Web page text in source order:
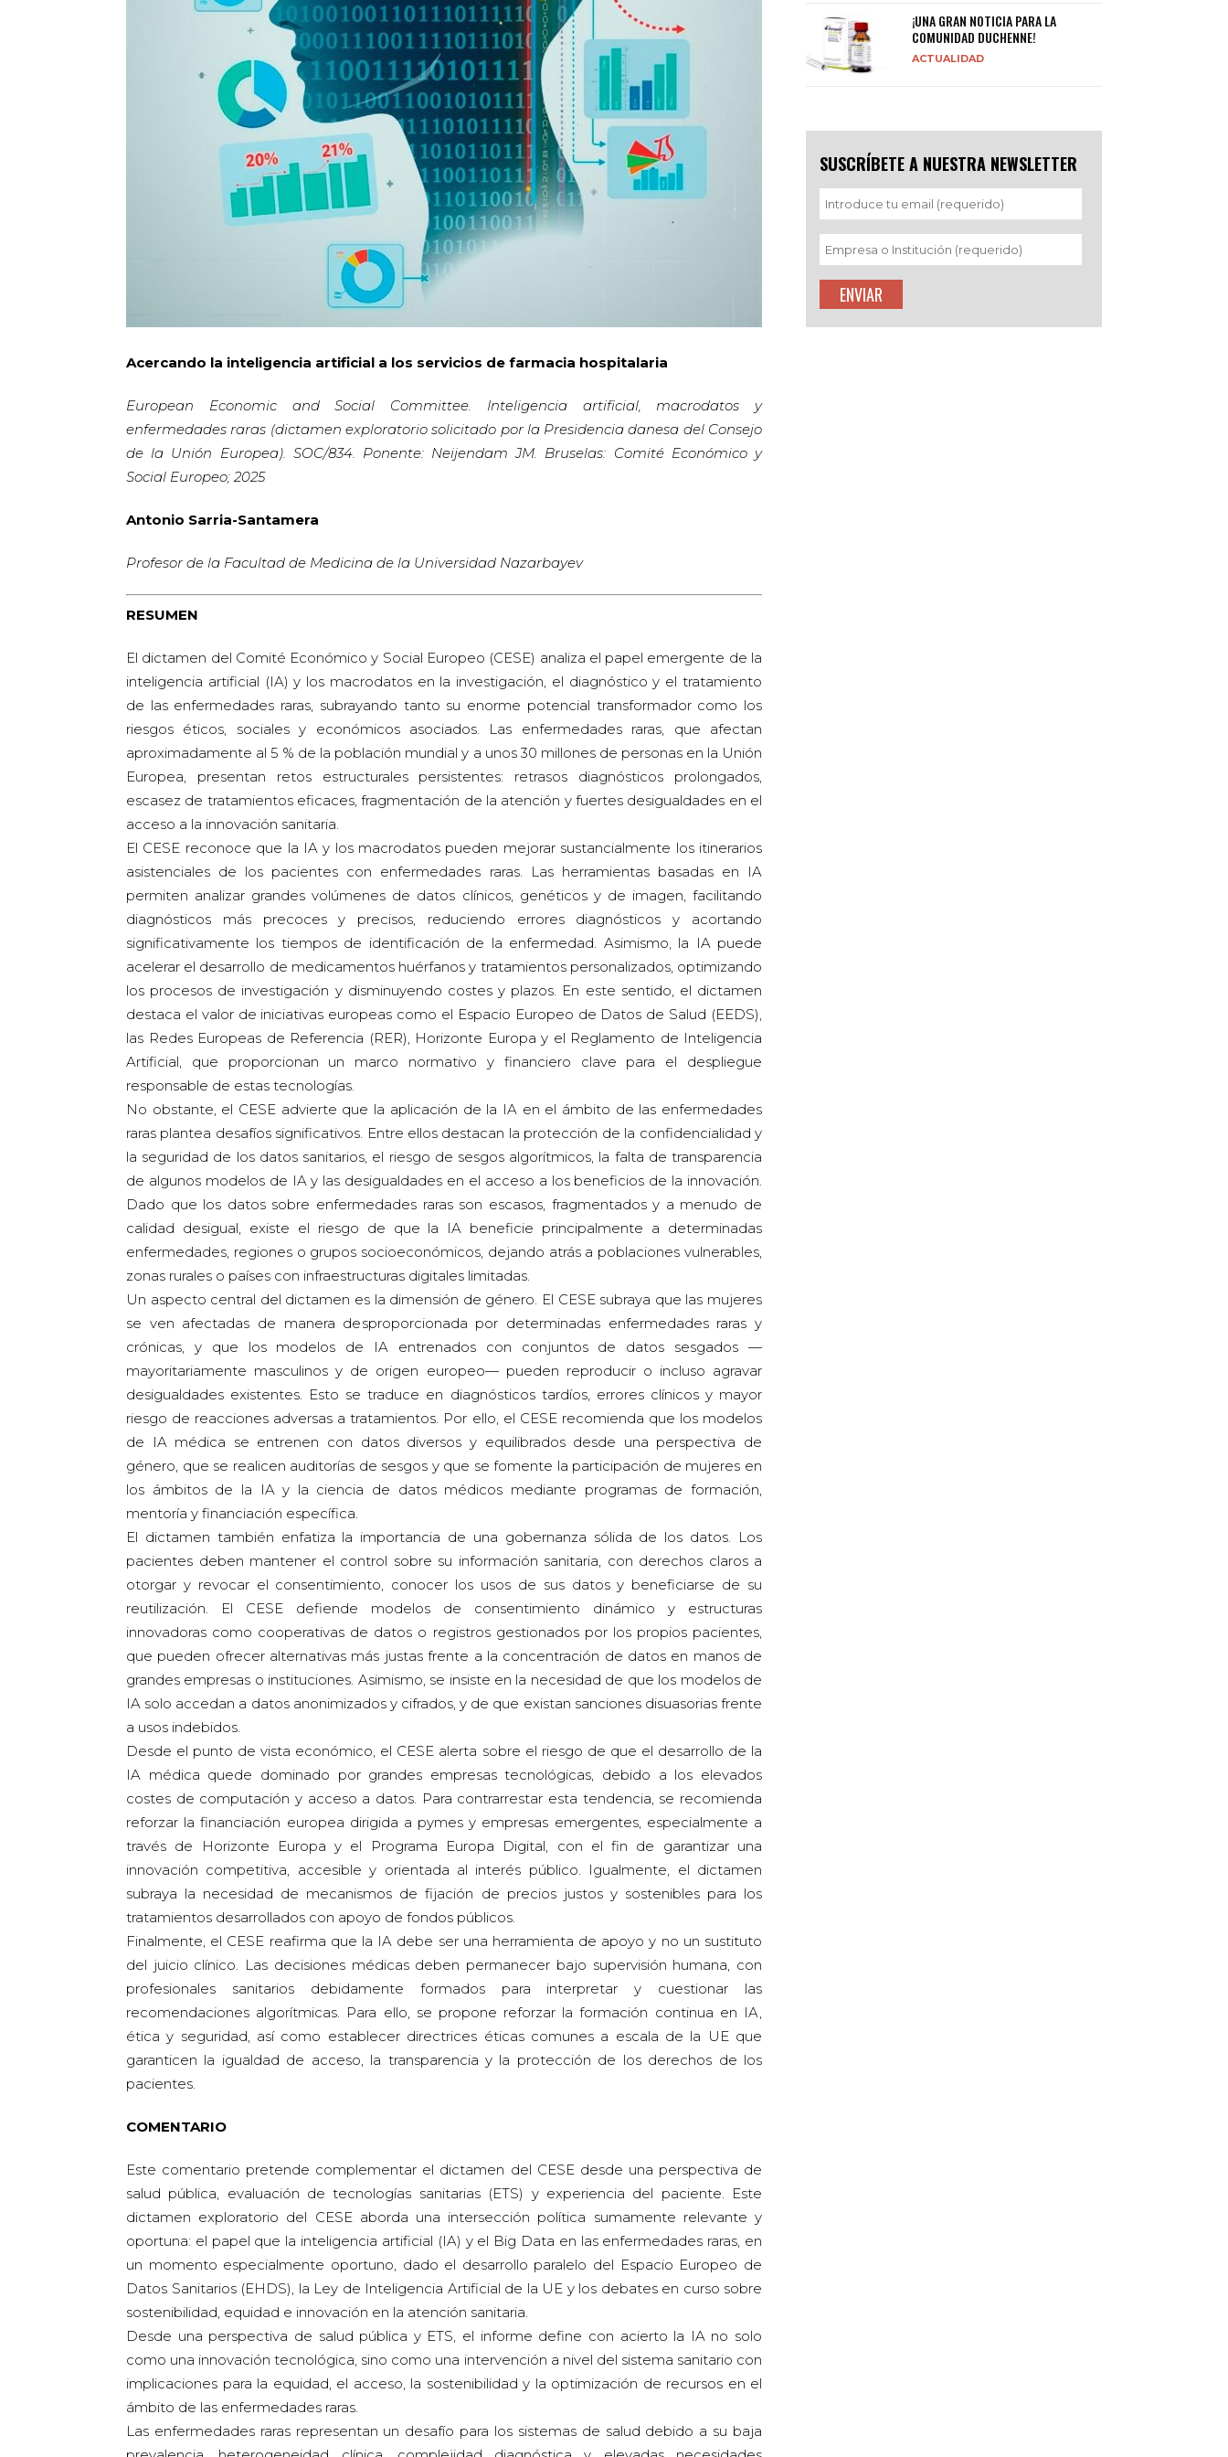
Acercando la inteligencia artificial a los servicios de farmacia hospitalaria
European Economic and Social Committee. Inteligencia artificial, macrodatos y
enfermedades raras (dictamen exploratorio solicitado por la Presidencia danesa del Consejo
de la Unión Europea). SOC/834. Ponente: Neijendam JM. Bruselas: Comité Económico y
Social Europeo; 2025
Antonio Sarria-Santamera
Profesor de la Facultad de Medicina de la Universidad Nazarbayev
RESUMEN
El dictamen del Comité Económico y Social Europeo (CESE) analiza el papel emergente de la
inteligencia artificial (IA) y los macrodatos en la investigación, el diagnóstico y el tratamiento
de las enfermedades raras, subrayando tanto su enorme potencial transformador como los
riesgos éticos, sociales y económicos asociados. Las enfermedades raras, que afectan
aproximadamente al 5 % de la población mundial y a unos 30 millones de personas en la Unión
Europea, presentan retos estructurales persistentes: retrasos diagnósticos prolongados,
escasez de tratamientos eficaces, fragmentación de la atención y fuertes desigualdades en el
acceso a la innovación sanitaria.
El CESE reconoce que la IA y los macrodatos pueden mejorar sustancialmente los itinerarios
asistenciales de los pacientes con enfermedades raras. Las herramientas basadas en IA
permiten analizar grandes volúmenes de datos clínicos, genéticos y de imagen, facilitando
diagnósticos más precoces y precisos, reduciendo errores diagnósticos y acortando
significativamente los tiempos de identificación de la enfermedad. Asimismo, la IA puede
acelerar el desarrollo de medicamentos huérfanos y tratamientos personalizados, optimizando
los procesos de investigación y disminuyendo costes y plazos. En este sentido, el dictamen
destaca el valor de iniciativas europeas como el Espacio Europeo de Datos de Salud (EEDS),
las Redes Europeas de Referencia (RER), Horizonte Europa y el Reglamento de Inteligencia
Artificial, que proporcionan un marco normativo y financiero clave para el despliegue
responsable de estas tecnologías.
No obstante, el CESE advierte que la aplicación de la IA en el ámbito de las enfermedades
raras plantea desafíos significativos. Entre ellos destacan la protección de la confidencialidad y
la seguridad de los datos sanitarios, el riesgo de sesgos algorítmicos, la falta de transparencia
de algunos modelos de IA y las desigualdades en el acceso a los beneficios de la innovación.
Dado que los datos sobre enfermedades raras son escasos, fragmentados y a menudo de
calidad desigual, existe el riesgo de que la IA beneficie principalmente a determinadas
enfermedades, regiones o grupos socioeconómicos, dejando atrás a poblaciones vulnerables,
zonas rurales o países con infraestructuras digitales limitadas.
Un aspecto central del dictamen es la dimensión de género. El CESE subraya que las mujeres
se ven afectadas de manera desproporcionada por determinadas enfermedades raras y
crónicas, y que los modelos de IA entrenados con conjuntos de datos sesgados —
mayoritariamente masculinos y de origen europeo— pueden reproducir o incluso agravar
desigualdades existentes. Esto se traduce en diagnósticos tardíos, errores clínicos y mayor
riesgo de reacciones adversas a tratamientos. Por ello, el CESE recomienda que los modelos
de IA médica se entrenen con datos diversos y equilibrados desde una perspectiva de
género, que se realicen auditorías de sesgos y que se fomente la participación de mujeres en
los ámbitos de la IA y la ciencia de datos médicos mediante programas de formación,
mentoría y financiación específica.
El dictamen también enfatiza la importancia de una gobernanza sólida de los datos. Los
pacientes deben mantener el control sobre su información sanitaria, con derechos claros a
otorgar y revocar el consentimiento, conocer los usos de sus datos y beneficiarse de su
reutilización. El CESE defiende modelos de consentimiento dinámico y estructuras
innovadoras como cooperativas de datos o registros gestionados por los propios pacientes,
que pueden ofrecer alternativas más justas frente a la concentración de datos en manos de
grandes empresas o instituciones. Asimismo, se insiste en la necesidad de que los modelos de
IA solo accedan a datos anonimizados y cifrados, y de que existan sanciones disuasorias frente
a usos indebidos.
Desde el punto de vista económico, el CESE alerta sobre el riesgo de que el desarrollo de la
IA médica quede dominado por grandes empresas tecnológicas, debido a los elevados
costes de computación y acceso a datos. Para contrarrestar esta tendencia, se recomienda
reforzar la financiación europea dirigida a pymes y empresas emergentes, especialmente a
través de Horizonte Europa y el Programa Europa Digital, con el fin de garantizar una
innovación competitiva, accesible y orientada al interés público. Igualmente, el dictamen
subraya la necesidad de mecanismos de fijación de precios justos y sostenibles para los
tratamientos desarrollados con apoyo de fondos públicos.
Finalmente, el CESE reafirma que la IA debe ser una herramienta de apoyo y no un sustituto
del juicio clínico. Las decisiones médicas deben permanecer bajo supervisión humana, con
profesionales sanitarios debidamente formados para interpretar y cuestionar las
recomendaciones algorítmicas. Para ello, se propone reforzar la formación continua en IA,
ética y seguridad, así como establecer directrices éticas comunes a escala de la UE que
garanticen la igualdad de acceso, la transparencia y la protección de los derechos de los
pacientes.
COMENTARIO
Este comentario pretende complementar el dictamen del CESE desde una perspectiva de
salud pública, evaluación de tecnologías sanitarias (ETS) y experiencia del paciente. Este
dictamen exploratorio del CESE aborda una intersección política sumamente relevante y
oportuna: el papel que la inteligencia artificial (IA) y el Big Data en las enfermedades raras, en
un momento especialmente oportuno, dado el desarrollo paralelo del Espacio Europeo de
Datos Sanitarios (EHDS), la Ley de Inteligencia Artificial de la UE y los debates en curso sobre
sostenibilidad, equidad e innovación en la atención sanitaria.
Desde una perspectiva de salud pública y ETS, el informe define con acierto la IA no solo
como una innovación tecnológica, sino como una intervención a nivel del sistema sanitario con
implicaciones para la equidad, el acceso, la sostenibilidad y la optimización de recursos en el
ámbito de las enfermedades raras.
Las enfermedades raras representan un desafío para los sistemas de salud debido a su baja
¡UNA GRAN NOTICIA PARA LA
COMUNIDAD DUCHENNE!
ACTUALIDAD
SUSCRÍBETE A NUESTRA NEWSLETTER